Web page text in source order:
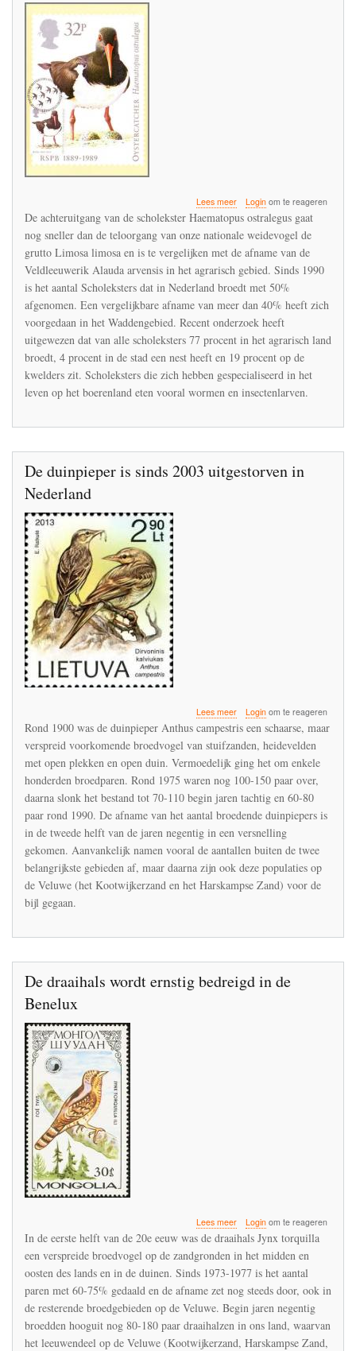
Lees meerover
De
scholekster
is
slachtoffer
van
wormen-
en
insectenschaarste
in
belangrijke
broedbiotopen
Loginom te reageren
De achteruitgang van de scholekster Haematopus ostralegus gaat
nog sneller dan de teloorgang van onze nationale weidevogel de
grutto Limosa limosa en is te vergelijken met de afname van de
Veldleeuwerik Alauda arvensis in het agrarisch gebied. Sinds 1990
is het aantal Scholeksters dat in Nederland broedt met 50%
afgenomen. Een vergelijkbare afname van meer dan 40% heeft zich
voorgedaan in het Waddengebied. Recent onderzoek heeft
uitgewezen dat van alle scholeksters 77 procent in het agrarisch land
broedt, 4 procent in de stad een nest heeft en 19 procent op de
kwelders zit. Scholeksters die zich hebben gespecialiseerd in het
leven op het boerenland eten vooral wormen en insectenlarven.
De duinpieper is sinds 2003 uitgestorven in
Nederland
Lees meerover
De
is
sinds
2003
in
Nederland
Loginom te reageren
Rond 1900 was de duinpieper Anthus campestris een schaarse, maar
verspreid voorkomende broedvogel van stuifzanden, heidevelden
met open plekken en open duin. Vermoedelijk ging het om enkele
honderden broedparen. Rond 1975 waren nog 100-150 paar over,
daarna slonk het bestand tot 70-110 begin jaren tachtig en 60-80
paar rond 1990. De afname van het aantal broedende duinpiepers is
in de tweede helft van de jaren negentig in een versnelling
gekomen. Aanvankelijk namen vooral de aantallen buiten de twee
belangrijkste gebieden af, maar daarna zijn ook deze populaties op
de Veluwe (het Kootwijkerzand en het Harskampse Zand) voor de
bijl gegaan.
De draaihals wordt ernstig bedreigd in de
Benelux
Lees meerover
De
draaihals
wordt
ernstig
bedreigd
in
de
Benelux
Loginom te reageren
In de eerste helft van de 20e eeuw was de draaihals Jynx torquilla
een verspreide broedvogel op de zandgronden in het midden en
oosten des lands en in de duinen. Sinds 1973-1977 is het aantal
paren met 60-75% gedaald en de afname zet nog steeds door, ook in
de resterende broedgebieden op de Veluwe. Begin jaren negentig
broedden hooguit nog 80-180 paar draaihalzen in ons land, waarvan
het leeuwendeel op de Veluwe (Kootwijkerzand, Harskampse Zand,